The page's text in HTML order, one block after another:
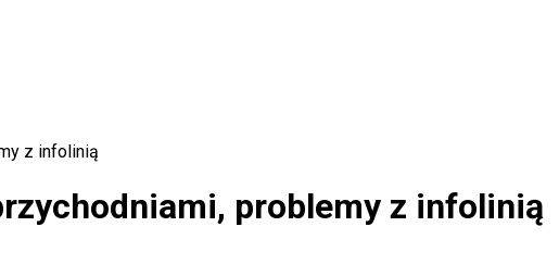
z infolinią
problemy z infolinią